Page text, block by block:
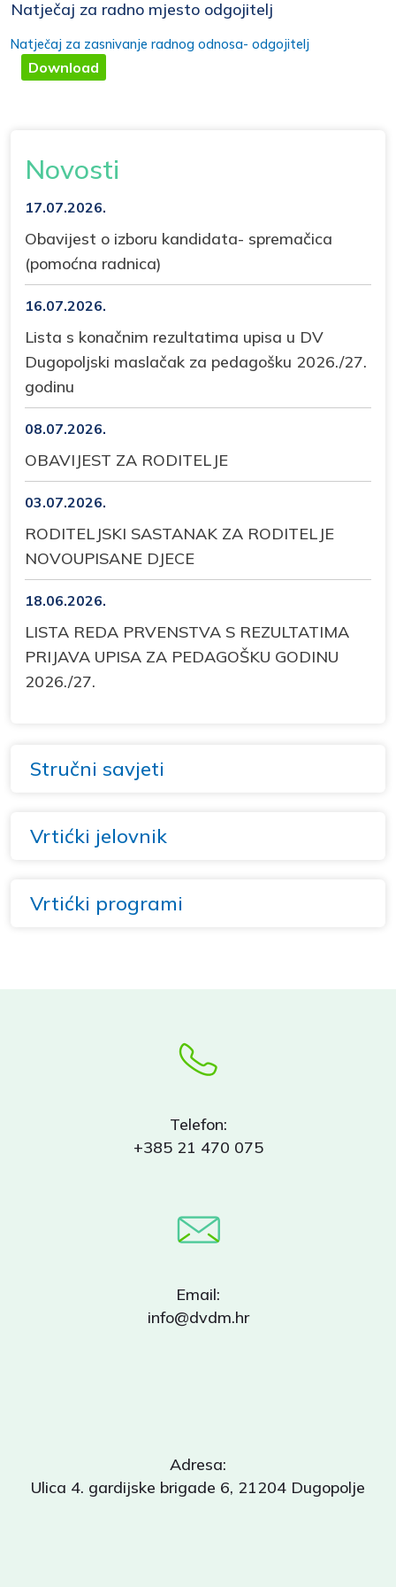
Natječaj za radno mjesto odgojitelj
Natječaj za zasnivanje radnog odnosa- odgojitelj
Download
Novosti
17.07.2026.
Obavijest o izboru kandidata- spremačica
(pomoćna radnica)
16.07.2026.
Lista s konačnim rezultatima upisa u DV
Dugopoljski maslačak za pedagošku 2026./27.
godinu
08.07.2026.
OBAVIJEST ZA RODITELJE
03.07.2026.
RODITELJSKI SASTANAK ZA RODITELJE
NOVOUPISANE DJECE
18.06.2026.
LISTA REDA PRVENSTVA S REZULTATIMA
PRIJAVA UPISA ZA PEDAGOŠKU GODINU
2026./27.
Stručni savjeti
Vrtićki jelovnik
Vrtićki programi
Telefon:
+385 21 470 075
Email:
info@dvdm.hr
Adresa:
Ulica 4. gardijske brigade 6, 21204 Dugopolje